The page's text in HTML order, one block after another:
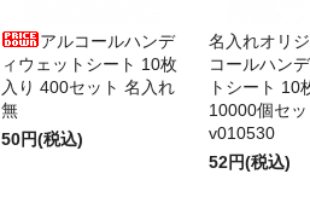
アルコールハンデ
ィウェットシート 10枚
入り 400セット 名入れ
無
50円(税込)
名入れオリ
コールハン
トシート 10
10000個セ
v010530
52円(税込)